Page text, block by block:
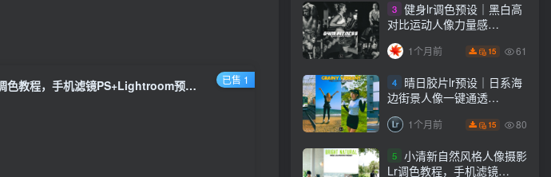
人文街头纪实摄影电影胶片风格Lr调色教程，手机滤镜PS+Lightroom预设下载！ 已售 1
3 健身lr调色预设｜黑白高
对比运动人像力量感
Lightroom下载lr预设风格
1个月前 15 61
4
晴日胶片lr预设｜日系海
边街景人像一键通透
Lightroom下载lr调色风格
1个月前 15 80
5 小清新自然风格人像摄影
Lr调色教程，手机滤镜